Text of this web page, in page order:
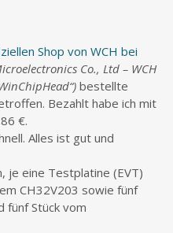
Shop von WCH bei
Co., Ltd – WCH
bestellte
Bezahlt habe ich mit
€.
Alles ist gut und
je eine Testplatine (EVT)
CH32V203 sowie fünf
fünf Stück vom